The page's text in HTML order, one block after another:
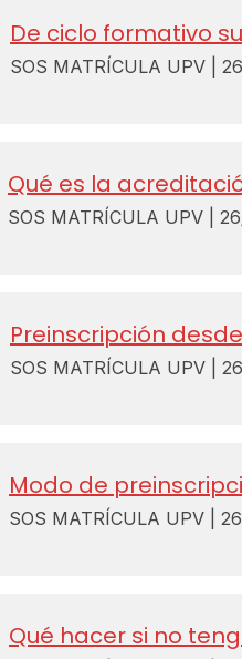
De ciclo formativo
SOS MATRÍCULA UPV |
Qué es la
SOS MATRÍCULA UPV |
Preinscripción
SOS MATRÍCULA UPV |
Modo de
SOS MATRÍCULA UPV |
Qué hacer si no